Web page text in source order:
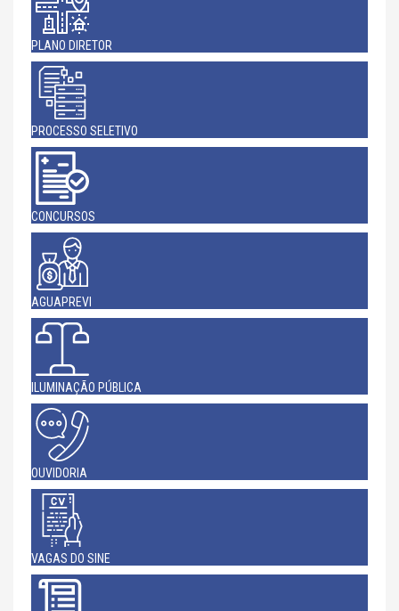
PLANO DIRETOR
PROCESSO SELETIVO
CONCURSOS
AGUAPREVI
ILUMINAÇÃO PÚBLICA
OUVIDORIA
VAGAS DO SINE